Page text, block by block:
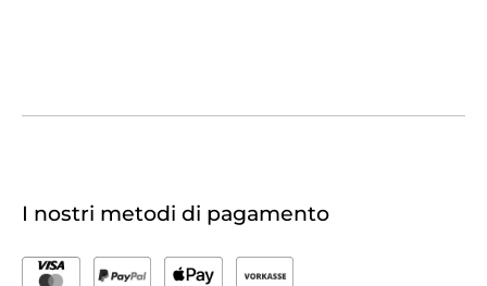
I nostri metodi di pagamento